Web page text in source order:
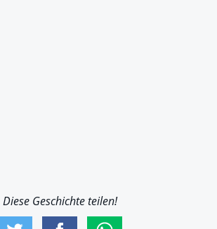
Diese Geschichte teilen!